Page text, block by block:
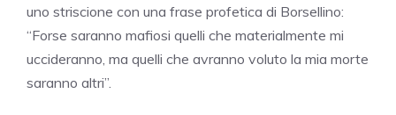
uno striscione con una frase profetica di Borsellino:
“Forse saranno mafiosi quelli che materialmente mi
uccideranno, ma quelli che avranno voluto la mia morte
saranno altri”.